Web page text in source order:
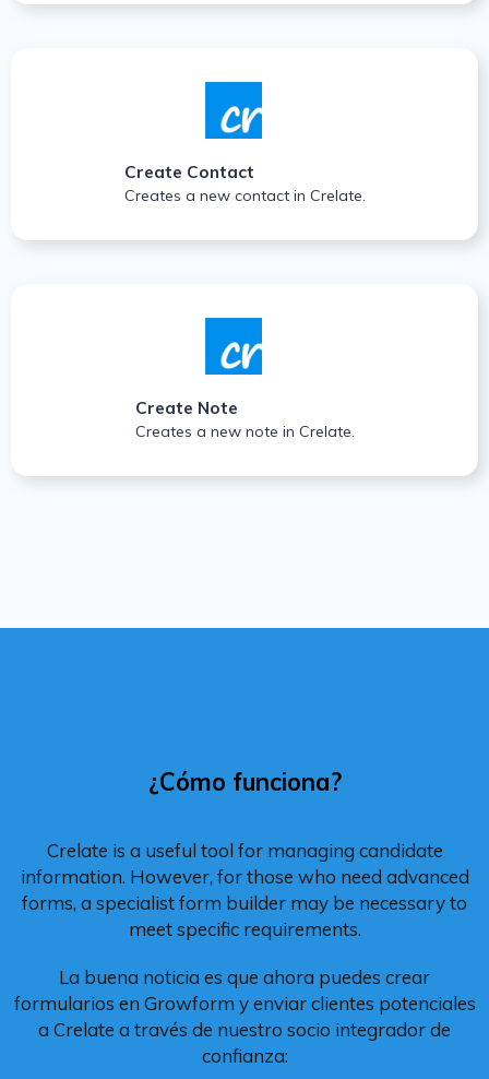
Create Contact
Creates a new contact in Crelate.
Create Note
Creates a new note in Crelate.
¿Cómo funciona?
Crelate is a useful tool for managing candidate
information. However, for those who need advanced
forms, a specialist form builder may be necessary to
meet specific requirements.
La buena noticia es que ahora puedes crear
formularios en Growform y enviar clientes potenciales
a Crelate a través de nuestro socio integrador de
confianza: